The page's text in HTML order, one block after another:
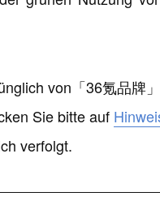
von 「36氪品牌 」
Sie bitte auf
verfolgt.